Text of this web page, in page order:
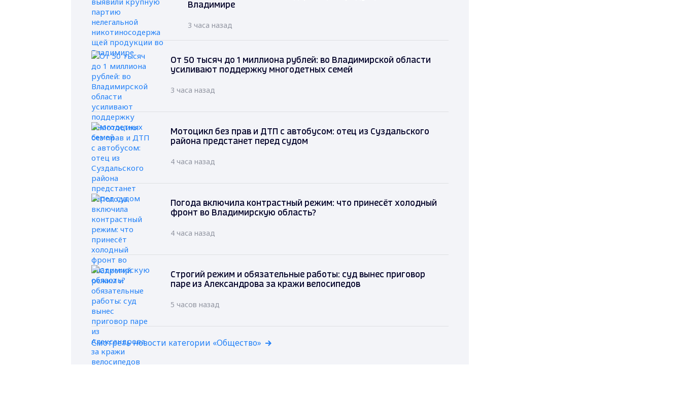
Владимире
3 часа назад
От 50 тысяч до 1 миллиона рублей: во Владимирской области
усиливают поддержку многодетных семей
3 часа назад
Мотоцикл без прав и ДТП с автобусом: отец из Суздальского
района предстанет перед судом
4 часа назад
Погода включила контрастный режим: что принесёт холодный
фронт во Владимирскую область?
4 часа назад
Строгий режим и обязательные работы: суд вынес приговор
паре из Александрова за кражи велосипедов
5 часов назад
Смотреть новости категории «Общество»